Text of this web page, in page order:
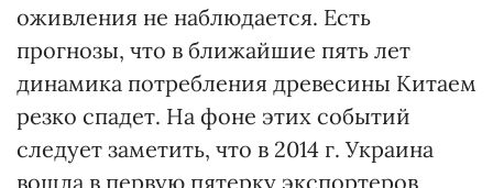
оживления не наблюдается. Есть
прогнозы, что в ближайшие пять лет
динамика потребления древесины Китаем
резко спадет. На фоне этих событий
следует заметить, что в 2014 г. Украина
вошла в первую пятерку экспортеров